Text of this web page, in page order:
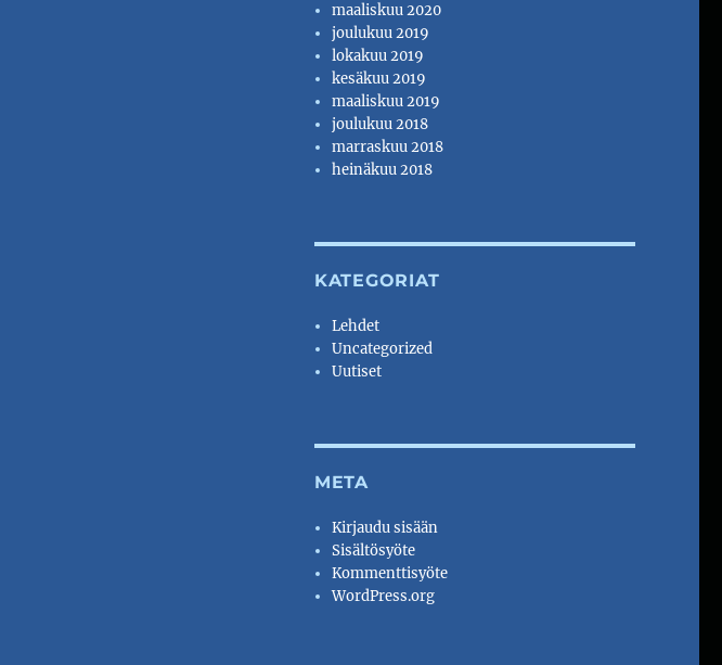
maaliskuu 2020
joulukuu 2019
lokakuu 2019
kesäkuu 2019
maaliskuu 2019
joulukuu 2018
marraskuu 2018
heinäkuu 2018
KATEGORIAT
Lehdet
Uncategorized
Uutiset
META
Kirjaudu sisään
Sisältösyöte
Kommenttisyöte
WordPress.org